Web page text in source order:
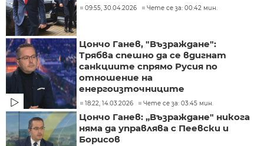
09:55, 30.04.2026 Чете се за: 00:42 мин.
Цончо Ганев, "Възраждане":
Трябва спешно да се вдигнат
санкциите спрямо Русия по
отношение на
енергоизточниците
18:22, 14.03.2026 Чете се за: 03:45 мин.
Цончо Ганев: „Възраждане" никога
няма да управлява с Пеевски и
Борисов